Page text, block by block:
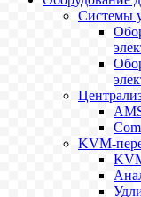
Системы
KVM-